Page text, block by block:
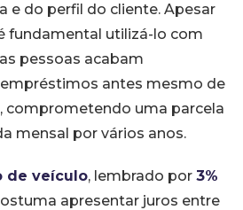
e do perfil do cliente. Apesar
fundamental utilizá-lo com
pessoas acabam
antes mesmo de
comprometendo uma parcela
mensal por vários anos.
de veículo, lembrado por 3%
apresentar juros entre